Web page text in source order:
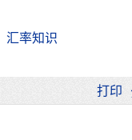
汇率知识
打印